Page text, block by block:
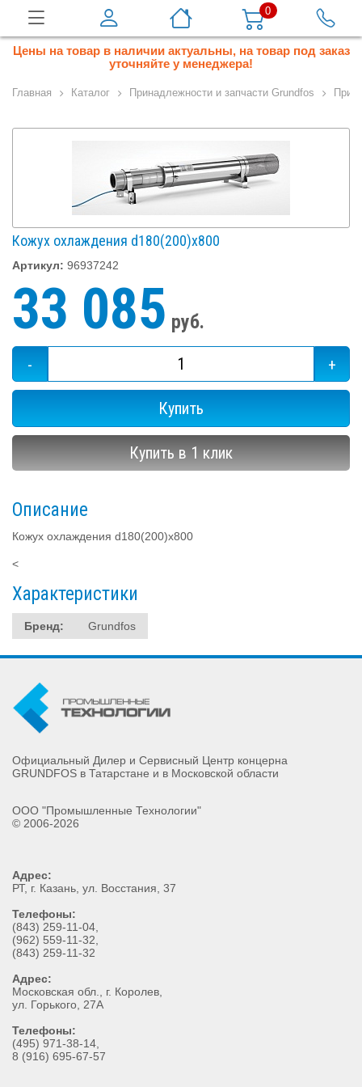
0
Цены на товар в наличии актуальны, на товар под заказ
уточняйте у менеджера!
Главная Каталог Принадлежности и запчасти Grundfos
Кожух охлаждения d180(200)х800
Артикул: 96937242
33 085 руб.
- +
Купить
Купить в 1 клик
Описание
Кожух охлаждения d180(200)х800
<
Характеристики
Бренд: Grundfos
Официальный Дилер и Сервисный Центр концерна
GRUNDFOS в Татарстане и в Московской области
ООО "Промышленные Технологии"
© 2006-2026
Адрес:
РТ, г. Казань ул. Восстания, 37
Телефоны:
(843) 259-11-04
(962) 559-11-32
(843) 259-11-32
Адрес:
Московская обл., г. Королев,
ул. Горького, 27А
Телефоны:
(495) 971-38-14,
8 (916) 695-67-57